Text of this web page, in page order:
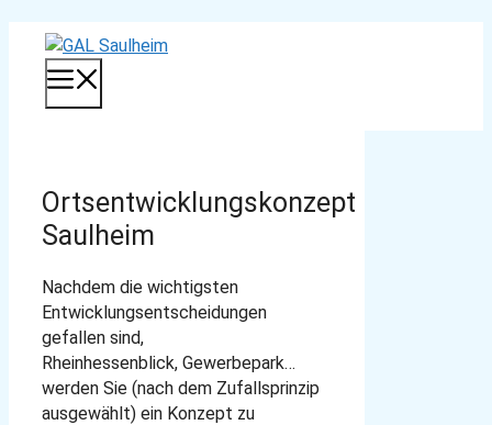
Inhalt
springen
Ortsentwicklungskonzept
Saulheim
Nachdem die wichtigsten
Entwicklungsentscheidungen
gefallen sind,
Rheinhessenblick, Gewerbepark…
werden Sie (nach dem Zufallsprinzip
ausgewählt) ein Konzept zu